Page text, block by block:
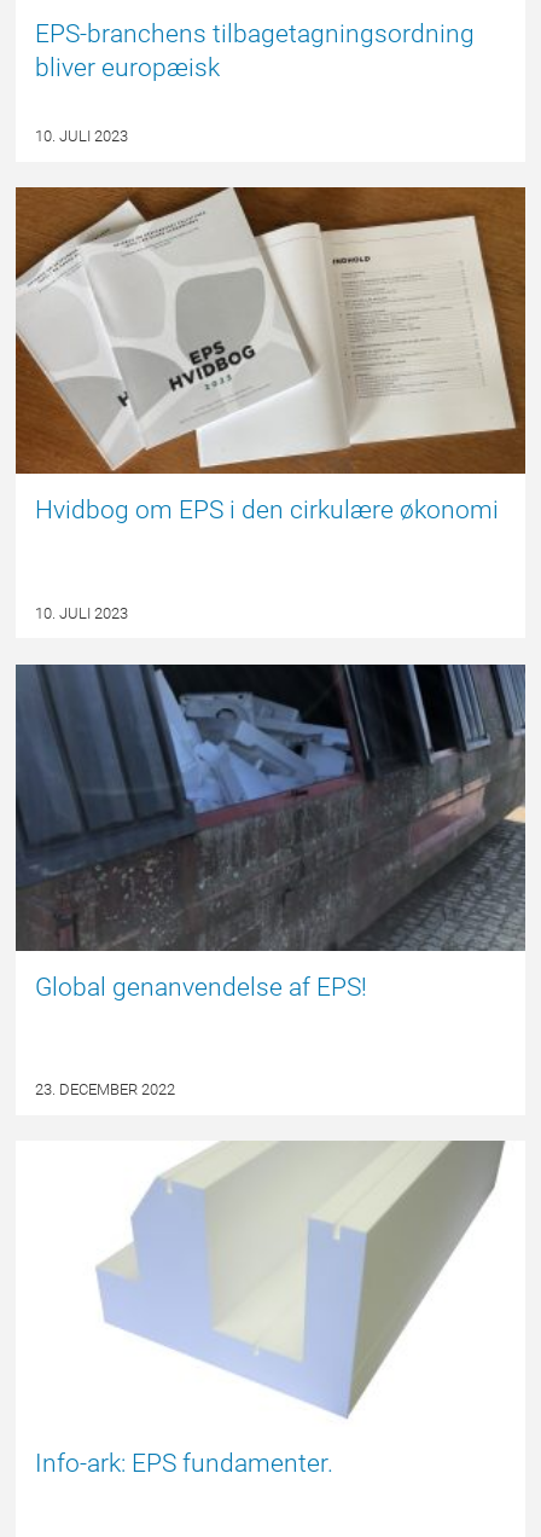
EPS-branchens tilbagetagningsordning
bliver europæisk
10. JULI 2023
Hvidbog om EPS i den cirkulære økonomi
10. JULI 2023
Global genanvendelse af EPS!
23. DECEMBER 2022
FORSIDE
Info-ark: EPS fundamenter.
EPSBLOGGEN